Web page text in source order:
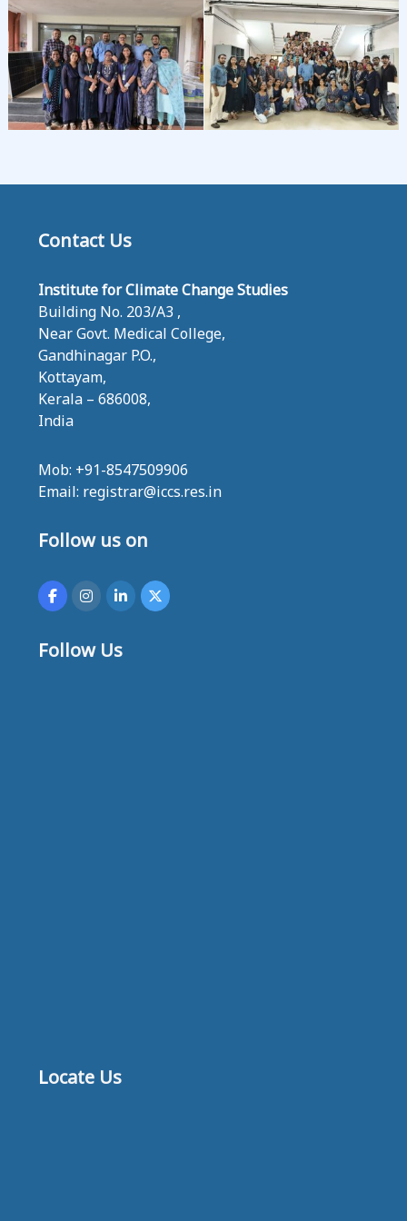
Contact Us
Institute for Climate Change Studies
Building No. 203/A3 ,
Near Govt. Medical College,
Gandhinagar P.O.,
Kottayam,
Kerala – 686008,
India
Mob: +91-8547509906
Email: registrar@iccs.res.in
Follow us on
Follow Us
Locate Us